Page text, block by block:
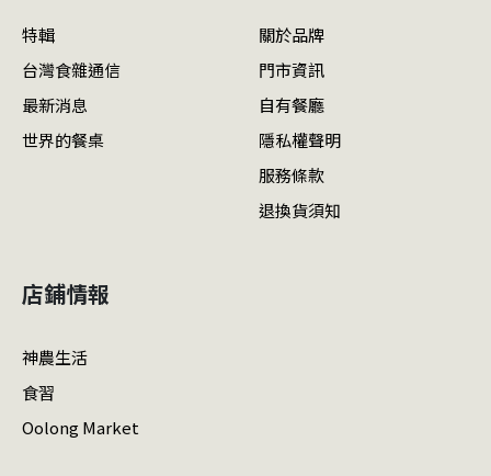
特輯
台灣食雜通信
最新消息
世界的餐桌
關於品牌
門市資訊
自有餐廳
隱私權聲明
服務條款
退換貨須知
店鋪情報
神農生活
食習
Oolong Market